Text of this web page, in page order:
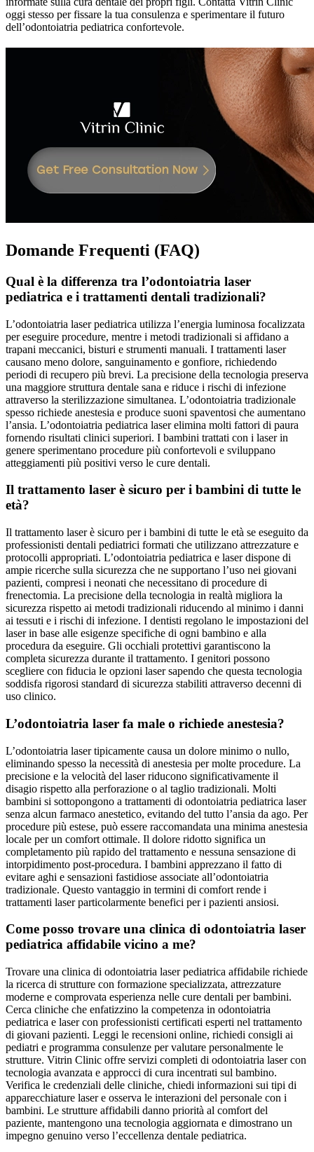
oggi stesso per fissare la tua consulenza e sperimentare il futuro
dell’odontoiatria pediatrica confortevole.
Domande Frequenti (FAQ)
Qual è la differenza tra l’odontoiatria laser
pediatrica e i trattamenti dentali tradizionali?
L’odontoiatria laser pediatrica utilizza l’energia luminosa focalizzata
per eseguire procedure, mentre i metodi tradizionali si affidano a
trapani meccanici, bisturi e strumenti manuali. I trattamenti laser
causano meno dolore, sanguinamento e gonfiore, richiedendo
periodi di recupero più brevi. La precisione della tecnologia preserva
una maggiore struttura dentale sana e riduce i rischi di infezione
attraverso la sterilizzazione simultanea. L’odontoiatria tradizionale
spesso richiede anestesia e produce suoni spaventosi che aumentano
l’ansia. L’odontoiatria pediatrica laser elimina molti fattori di paura
fornendo risultati clinici superiori. I bambini trattati con i laser in
genere sperimentano procedure più confortevoli e sviluppano
atteggiamenti più positivi verso le cure dentali.
Il trattamento laser è sicuro per i bambini di tutte le
età?
Il trattamento laser è sicuro per i bambini di tutte le età se eseguito da
professionisti dentali pediatrici formati che utilizzano attrezzature e
protocolli appropriati. L’odontoiatria pediatrica e laser dispone di
ampie ricerche sulla sicurezza che ne supportano l’uso nei giovani
pazienti, compresi i neonati che necessitano di procedure di
frenectomia. La precisione della tecnologia in realtà migliora la
sicurezza rispetto ai metodi tradizionali riducendo al minimo i danni
ai tessuti e i rischi di infezione. I dentisti regolano le impostazioni del
laser in base alle esigenze specifiche di ogni bambino e alla
procedura da eseguire. Gli occhiali protettivi garantiscono la
completa sicurezza durante il trattamento. I genitori possono
scegliere con fiducia le opzioni laser sapendo che questa tecnologia
soddisfa rigorosi standard di sicurezza stabiliti attraverso decenni di
uso clinico.
L’odontoiatria laser fa male o richiede anestesia?
L’odontoiatria laser tipicamente causa un dolore minimo o nullo,
eliminando spesso la necessità di anestesia per molte procedure. La
precisione e la velocità del laser riducono significativamente il
disagio rispetto alla perforazione o al taglio tradizionali. Molti
bambini si sottopongono a trattamenti di odontoiatria pediatrica laser
senza alcun farmaco anestetico, evitando del tutto l’ansia da ago. Per
procedure più estese, può essere raccomandata una minima anestesia
locale per un comfort ottimale. Il dolore ridotto significa un
completamento più rapido del trattamento e nessuna sensazione di
intorpidimento post-procedura. I bambini apprezzano il fatto di
evitare aghi e sensazioni fastidiose associate all’odontoiatria
tradizionale. Questo vantaggio in termini di comfort rende i
trattamenti laser particolarmente benefici per i pazienti ansiosi.
Come posso trovare una clinica di odontoiatria laser
pediatrica affidabile vicino a me?
Trovare una clinica di odontoiatria laser pediatrica affidabile richiede
la ricerca di strutture con formazione specializzata, attrezzature
moderne e comprovata esperienza nelle cure dentali per bambini.
Cerca cliniche che enfatizzino la competenza in odontoiatria
pediatrica e laser con professionisti certificati esperti nel trattamento
di giovani pazienti. Leggi le recensioni online, richiedi consigli ai
pediatri e programma consulenze per valutare personalmente le
strutture. Vitrin Clinic offre servizi completi di odontoiatria laser con
tecnologia avanzata e approcci di cura incentrati sul bambino.
Verifica le credenziali delle cliniche, chiedi informazioni sui tipi di
apparecchiature laser e osserva le interazioni del personale con i
bambini. Le strutture affidabili danno priorità al comfort del
paziente, mantengono una tecnologia aggiornata e dimostrano un
impegno genuino verso l’eccellenza dentale pediatrica.